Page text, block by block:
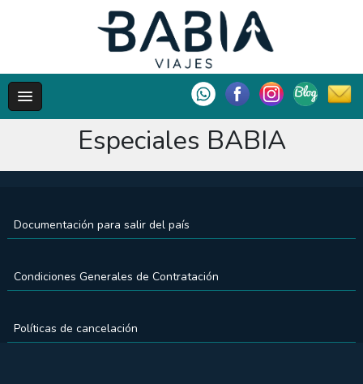
Especiales BABIA
Documentación para salir del país
Condiciones Generales de Contratación
Políticas de cancelación